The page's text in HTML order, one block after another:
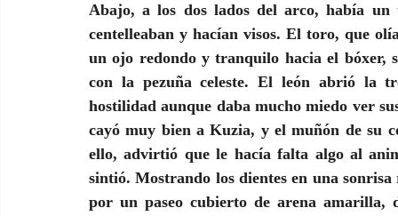
Abajo, a los dos lados del arco, había
centelleaban y hacían visos. El toro, que
un ojo redondo y tranquilo hacia el bóxer,
con la pezuña celeste. El león abrió la
hostilidad aunque daba mucho miedo ver
cayó muy bien a Kuzia, y el muñón de su
ello, advirtió que le hacía falta algo al
sintió. Mostrando los dientes en una
por un paseo cubierto de arena amarilla,